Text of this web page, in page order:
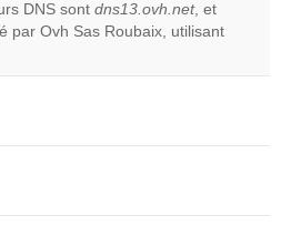
Do you
own this
OK
DNS sont dns13.ovh.net, et
par Ovh Sas Roubaix, utilisant